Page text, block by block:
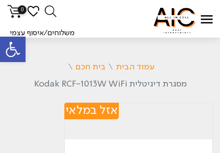
פתח
0
משלוחים/איסוף עצמי
עמוד הבית \ בית חכם \
מסגרת דיגיטלית Kodak RCF-1013W WiFi
אזל במלאי